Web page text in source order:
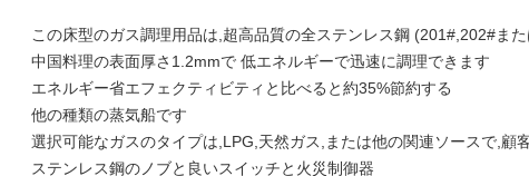
この床型のガス調理用品は,超高品質の全ステンレス鋼 (201#,202#ま
中国料理の表面厚さ1.2mmで 低エネルギーで迅速に調理できます
エネルギー省エフェクティビティと比べると約35%節約する
他の種類の蒸気船です
選択可能なガスのタイプは,LPG,天然ガス,または他の関連ソースで,顧
ステンレス鋼のノブと良いスイッチと火災制御器